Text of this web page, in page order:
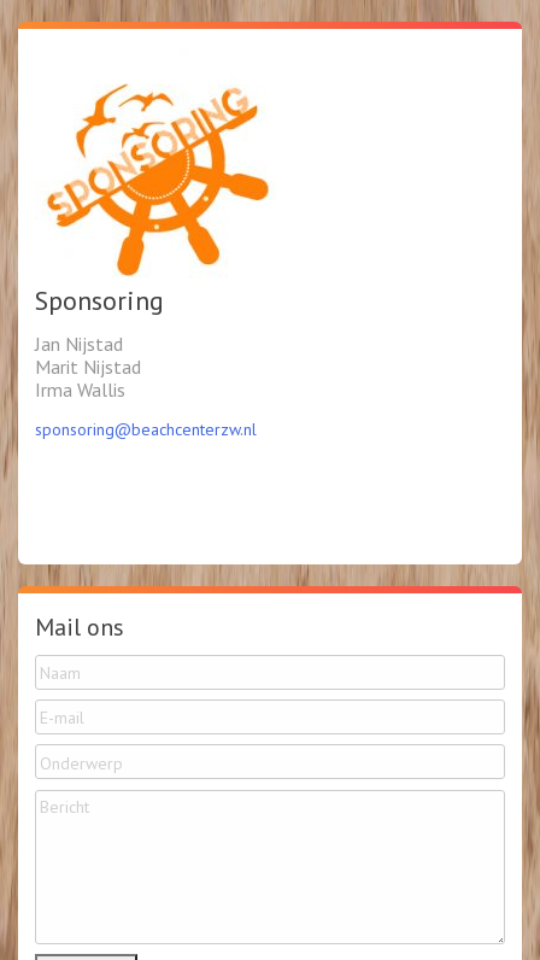
Sponsoring
Jan Nijstad
Marit Nijstad
Irma Wallis
sponsoring@beachcenterzw.nl
Mail ons